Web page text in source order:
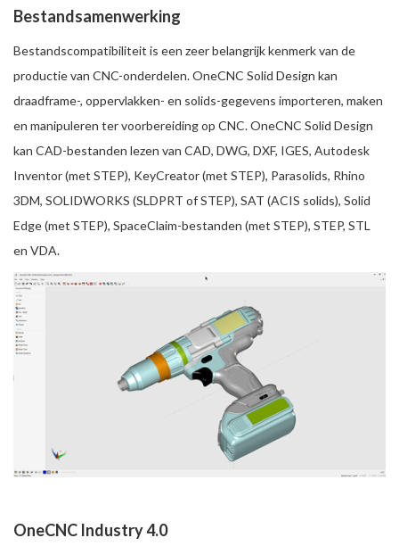
Bestandsamenwerking
Bestandscompatibiliteit is een zeer belangrijk kenmerk van de
productie van CNC-onderdelen. OneCNC Solid Design kan
draadframe-, oppervlakken- en solids-gegevens importeren, maken
en manipuleren ter voorbereiding op CNC. OneCNC Solid Design
kan CAD-bestanden lezen van CAD, DWG, DXF, IGES, Autodesk
Inventor (met STEP), KeyCreator (met STEP), Parasolids, Rhino
3DM, SOLIDWORKS (SLDPRT of STEP), SAT (ACIS solids), Solid
Edge (met STEP), SpaceClaim-bestanden (met STEP), STEP, STL
en VDA.
OneCNC Industry 4.0